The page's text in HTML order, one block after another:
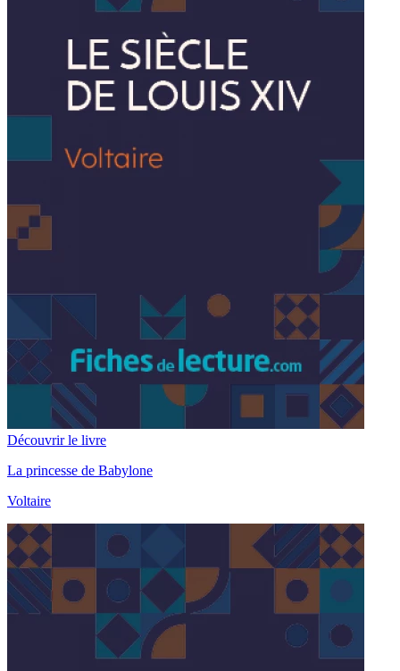
Découvrir le livre
La princesse de Babylone
Voltaire